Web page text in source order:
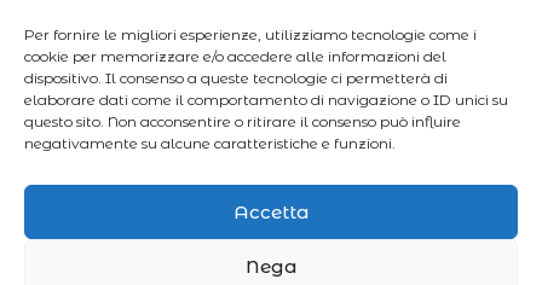
Per fornire le migliori esperienze, utilizziamo tecnologie come i
cookie per memorizzare e/o accedere alle informazioni del
dispositivo. Il consenso a queste tecnologie ci permetterà di
elaborare dati come il comportamento di navigazione o ID unici su
questo sito. Non acconsentire o ritirare il consenso può influire
negativamente su alcune caratteristiche e funzioni.
Accetta
Nega
Presentazione del libro
Progetto Rassegna cinematografica
Reading teatrale Recital Spettacolo-riflessione